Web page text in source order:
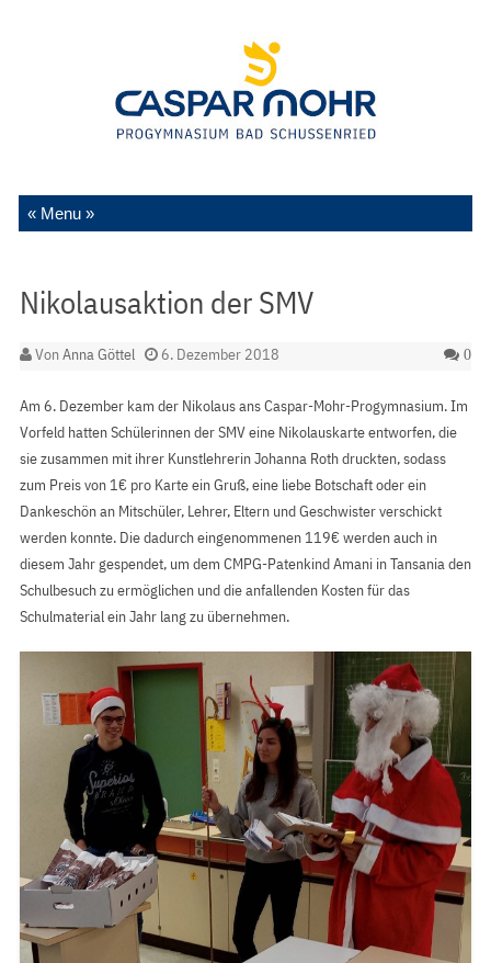
Zum Inhalt springen
Nikolausaktion der SMV
VonAnna Göttel 6. Dezember 2018 0
Am 6. Dezember kam der Nikolaus ans Caspar-Mohr-Progymnasium. Im
Vorfeld hatten Schülerinnen der SMV eine Nikolauskarte entworfen, die
sie zusammen mit ihrer Kunstlehrerin Johanna Roth druckten, sodass
zum Preis von 1€ pro Karte ein Gruß, eine liebe Botschaft oder ein
Dankeschön an Mitschüler, Lehrer, Eltern und Geschwister verschickt
werden konnte. Die dadurch eingenommenen 119€ werden auch in
diesem Jahr gespendet, um dem CMPG-Patenkind Amani in Tansania den
Schulbesuch zu ermöglichen und die anfallenden Kosten für das
Schulmaterial ein Jahr lang zu übernehmen.